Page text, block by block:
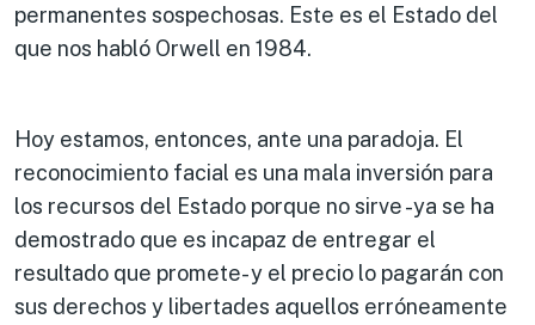
permanentes sospechosas. Este es el Estado del
que nos habló Orwell en 1984.
Hoy estamos, entonces, ante una paradoja. El
reconocimiento facial es una mala inversión para
los recursos del Estado porque no sirve -ya se ha
demostrado que es incapaz de entregar el
resultado que promete- y el precio lo pagarán con
sus derechos y libertades aquellos erróneamente